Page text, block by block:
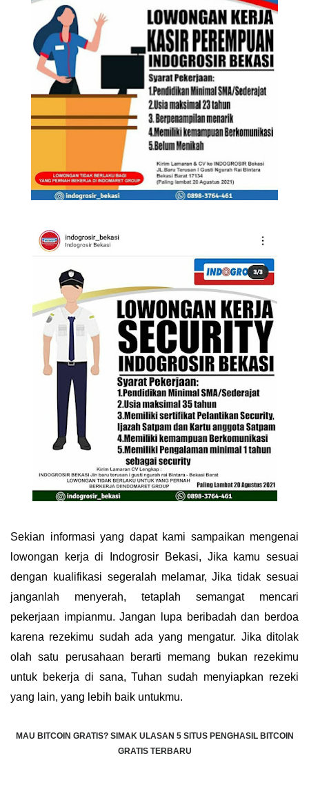
Sekian informasi yang dapat kami sampaikan mengenai
lowongan kerja di Indogrosir Bekasi, Jika kamu sesuai
dengan kualifikasi segeralah melamar, Jika tidak sesuai
janganlah menyerah, tetaplah semangat mencari
pekerjaan impianmu. Jangan lupa beribadah dan berdoa
karena rezekimu sudah ada yang mengatur. Jika ditolak
olah satu perusahaan berarti memang bukan rezekimu
untuk bekerja di sana, Tuhan sudah menyiapkan rezeki
yang lain, yang lebih baik untukmu.
MAU BITCOIN GRATIS? SIMAK ULASAN 5 SITUS PENGHASIL BITCOIN
GRATIS TERBARU